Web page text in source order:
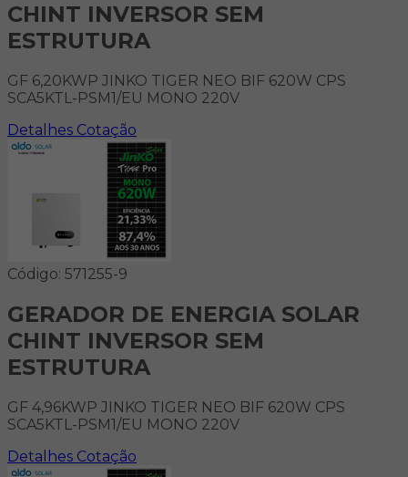
CHINT INVERSOR SEM
ESTRUTURA
GF 6,20KWP JINKO TIGER NEO BIF 620W CPS
SCA5KTL-PSM1/EU MONO 220V
Detalhes Cotação
Código: 571255-9
GERADOR DE ENERGIA SOLAR
CHINT INVERSOR SEM
ESTRUTURA
GF 4,96KWP JINKO TIGER NEO BIF 620W CPS
SCA5KTL-PSM1/EU MONO 220V
Detalhes Cotação